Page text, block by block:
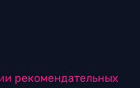
рекомендательных